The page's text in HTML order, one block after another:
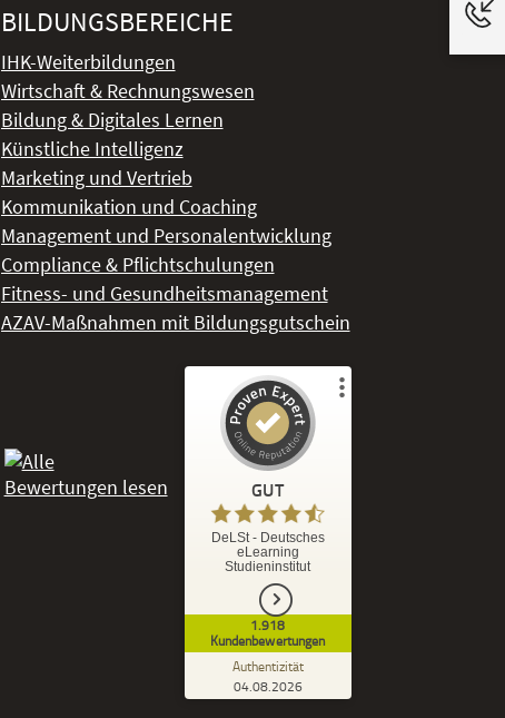
BILDUNGSBEREICHE
IHK-Weiterbildungen
Wirtschaft & Rechnungswesen
Bildung & Digitales Lernen
Künstliche Intelligenz
Marketing und Vertrieb
Kommunikation und Coaching
Management und Personalentwicklung
Compliance & Pflichtschulungen
Fitness- und Gesundheitsmanagement
AZAV-Maßnahmen mit Bildungsgutschein
GUT
DeLSt - Deutsches
eLearning
Studieninstitut
1.918
Kundenbewertungen
Authentizität
04.08.2026
Kundenbewertungen und Erfahrungen zu
DeLSt - Deutsches eLearning Studieninstitut
ProvenExpert.com
ProvenExpert.com
1.827
Bewertungen von